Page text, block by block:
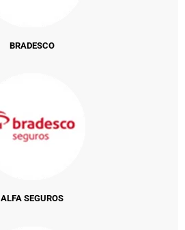
BRADESCO
ALFA SEGUROS